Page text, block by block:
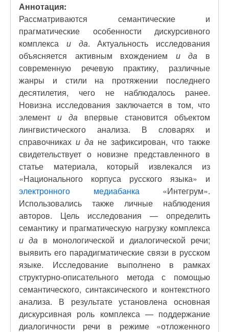
Аннотация:
Рассматриваются семантические и
прагматические особенности дискурсивного
комплекса и да. Актуальность исследования
объясняется активным вхождением и да в
современную речевую практику, различные
жанры и стили на протяжении последнего
десятилетия, чего не наблюдалось ранее.
Новизна исследования заключается в том, что
элемент и да впервые становится объектом
лингвистического анализа. В словарях и
справочниках и да не зафиксирован, что также
свидетельствует о новизне представленного в
статье материала, который извлекался из
«Национального корпуса русского языка» и
электронного медиабанка«Интегрум».
Использовались также личные наблюдения
авторов. Цель исследования — определить
семантику и прагматическую нагрузку комплекса
и да в монологической и диалогической речи;
выявить его парадигматические связи в русском
языке. Исследование выполнено в рамках
структурно-описательного метода с помощью
семантического, синтаксического и контекстного
анализа. В результате установлена основная
дискурсивная роль комплекса — поддержание
диалогичности речи в режиме «отложенного